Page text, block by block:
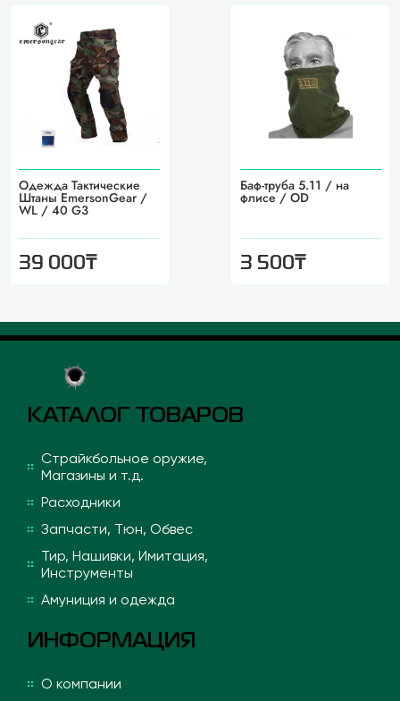
Одежда Тактические
Штаны EmersonGear /
WL / 40 G3
39 000₸
Баф-труба 5.11 / на
флисе / OD
3 500₸
КАТАЛОГ ТОВАРОВ
Страйкбольное оружие,
Магазины и т.д.
Расходники
Запчасти, Тюн, Обвес
Тир, Нашивки, Имитация,
Инструменты
Амуниция и одежда
ИНФОРМАЦИЯ
О компании